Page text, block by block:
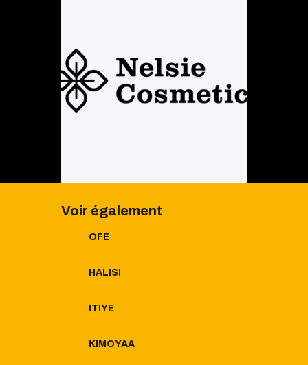
Voir également
OFE
HALISI
ITIYE
KIMOYAA